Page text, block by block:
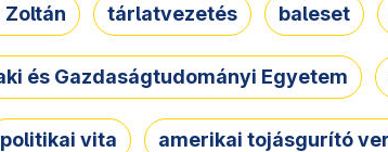
Zoltán tárlatvezetés baleset
és Gazdaságtudományi Egyetem
politikai vita amerikai tojásgurító